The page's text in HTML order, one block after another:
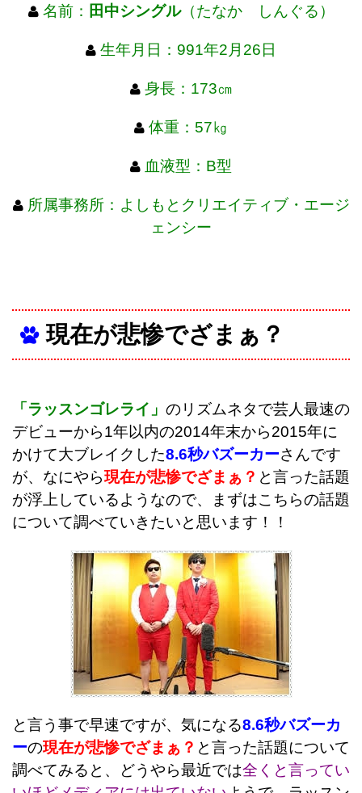
名前： 田中シングル（たなか しんぐる）
生年月日：991年2月26日
身長：173㎝
体重：57㎏
血液型：B型
所属事務所：よしもとクリエイティブ・エージ
ェンシー
現在が悲惨でざまぁ？
「ラッスンゴレライ」 のリズムネタで芸人最速の
デビューから1年以内の2014年末から2015年に
かけて大ブレイクした8.6秒バズーカーさんです
が、なにやら現在が悲惨でざまぁ？ と言った話題
が浮上しているようなので、まずはこちらの話題
について調べていきたいと思います！！
と言う事で早速ですが、気になる8.6秒バズーカ
ーの現在が悲惨でざまぁ？ と言った話題について
調べてみると、どうやら最近では全くと言ってい